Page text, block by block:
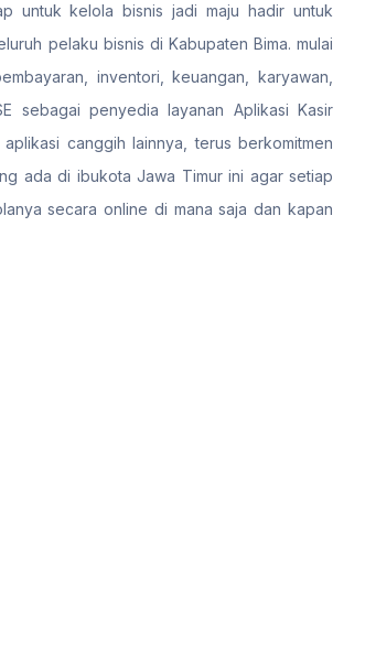
untuk kelola bisnis jadi maju hadir untuk
pelaku bisnis di Kabupaten Bima. mulai
inventori, keuangan, karyawan,
sebagai penyedia layanan Aplikasi Kasir
canggih lainnya, terus berkomitmen
ada di ibukota Jawa Timur ini agar setiap
secara online di mana saja dan kapan